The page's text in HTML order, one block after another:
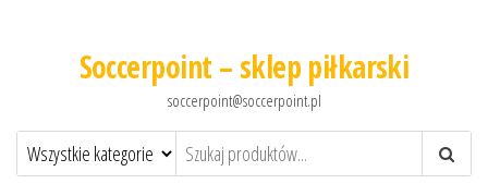
Soccerpoint – sklep piłkarski
soccerpoint@soccerpoint.pl